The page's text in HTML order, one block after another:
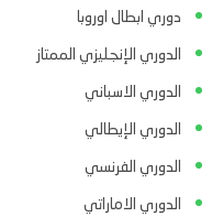
دوري ابطال اوروبا
الدوري الإنجليزي الممتاز
الدوري الاسباني
الدوري الإيطالي
الدوري الفرنسي
الدوري الاماراتي